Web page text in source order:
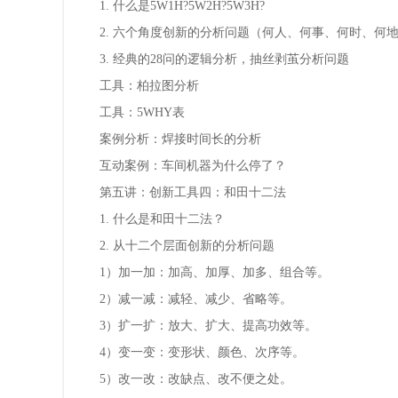
1. 什么是5W1H?5W2H?5W3H?
2. 六个角度创新的分析问题（何人、何事、何时、何地
3. 经典的28问的逻辑分析，抽丝剥茧分析问题
工具：柏拉图分析
工具：5WHY表
案例分析：焊接时间长的分析
互动案例：车间机器为什么停了？
第五讲：创新工具四：和田十二法
1. 什么是和田十二法？
2. 从十二个层面创新的分析问题
1）加一加：加高、加厚、加多、组合等。
2）减一减：减轻、减少、省略等。
3）扩一扩：放大、扩大、提高功效等。
4）变一变：变形状、颜色、次序等。
5）改一改：改缺点、改不便之处。